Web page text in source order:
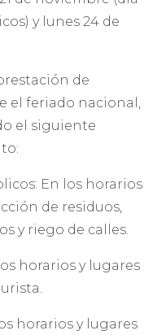
y lunes 24 de
de
el feriado nacional,
el siguiente
En los horarios
de residuos,
y riego de calles.
horarios y lugares
horarios y lugares